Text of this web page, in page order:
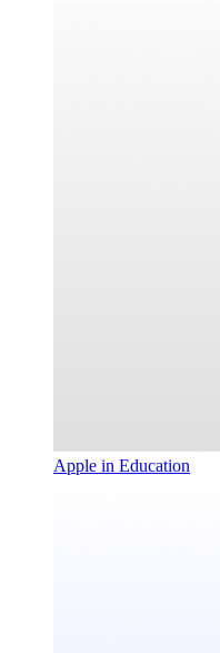
Apple in Education